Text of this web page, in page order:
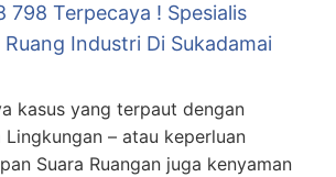
798 Terpecaya ! Spesialis
Ruang Industri Di Sukadamai
kasus yang terpaut dengan
Lingkungan – atau keperluan
Suara Ruangan juga kenyaman